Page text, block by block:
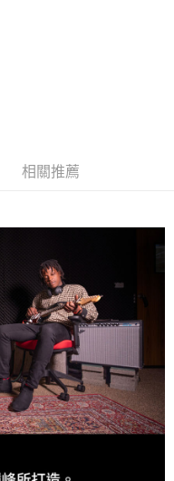
的支付方式。 讓您購物簡單
將跳轉至「AFTEE先享後付」
完成結帳。
。
中的連結，可透過四大超商／
為交易完成。
但若您需要取消訂單，請聯絡
為有效，需透過AFTEE先享
帳頁面顯示為準，若有關於
問，請聯繫「AFTEE先享後付
相關推薦